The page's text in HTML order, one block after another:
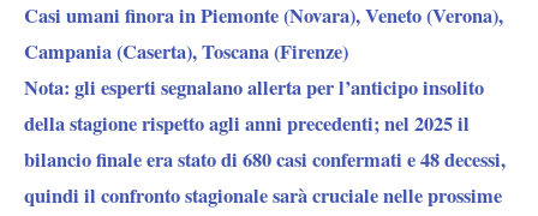
Casi umani finora in Piemonte (Novara), Veneto (Verona),
Campania (Caserta), Toscana (Firenze)
Nota: gli esperti segnalano allerta per l’anticipo insolito
della stagione rispetto agli anni precedenti; nel 2025 il
bilancio finale era stato di 680 casi confermati e 48 decessi,
quindi il confronto stagionale sarà cruciale nelle prossime